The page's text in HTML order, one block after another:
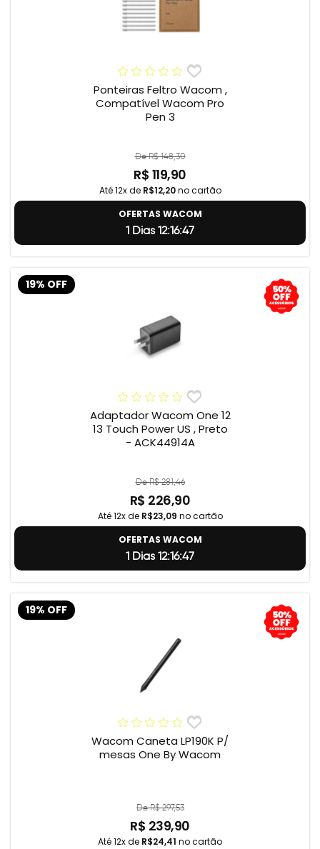
Ponteiras Feltro Wacom ,
Compatível Wacom Pro
Pen 3
De R$ 148,30
R$ 119,90
Até 12x de R$12,20no cartão
OFERTAS WACOM
1 Dias 12:16:46
19% OFF
Adaptador Wacom One 12
13 Touch Power US , Preto
- ACK44914A
De R$ 281,46
R$ 226,90
Até 12x de R$23,09 no cartão
OFERTAS WACOM
1 Dias 12:16:46
19% OFF
Wacom Caneta LP190K P/
mesas One By Wacom
De R$ 297,53
R$ 239,90
Até 12x de R$24,41 no cartão